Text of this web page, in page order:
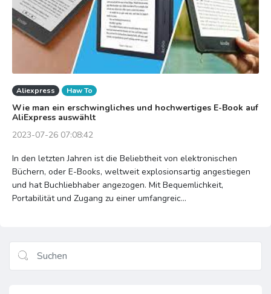
Aliexpress Haw To
Wie man ein erschwingliches und hochwertiges E-Book auf
AliExpress auswählt
2023-07-26 07:08:42
In den letzten Jahren ist die Beliebtheit von elektronischen
Büchern, oder E-Books, weltweit explosionsartig angestiegen
und hat Buchliebhaber angezogen. Mit Bequemlichkeit,
Portabilität und Zugang zu einer umfangreic...